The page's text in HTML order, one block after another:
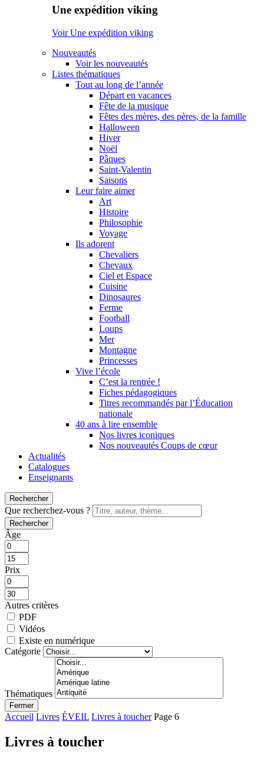
Une expédition viking
Voir Une expédition viking
Nouveautés
Voir les nouveautés
Listes thématiques
Tout au long de l’année
Départ en vacances
Fête de la musique
Fêtes des mères, des pères, de la famille
Halloween
Hiver
Noël
Pâques
Saint-Valentin
Saisons
Leur faire aimer
Art
Histoire
Philosophie
Voyage
Ils adorent
Chevaliers
Chevaux
Ciel et Espace
Cuisine
Dinosaures
Ferme
Football
Loups
Mer
Montagne
Princesses
Vive l’école
C’est la rentrée !
Fiches pédagogiques
Titres recommandés par l’Éducation
nationale
40 ans à lire ensemble
Nos livres iconiques
Nos nouveautés Coups de cœur
Actualités
Catalogues
Enseignants
Rechercher
Que recherchez-vous ?
Rechercher
Âge
Prix
Autres critères
PDF
Vidéos
Existe en numérique
Catégorie
Thématiques
Fermer
Accueil Livres ÉVEIL Livres à toucher Page 6
Livres à toucher